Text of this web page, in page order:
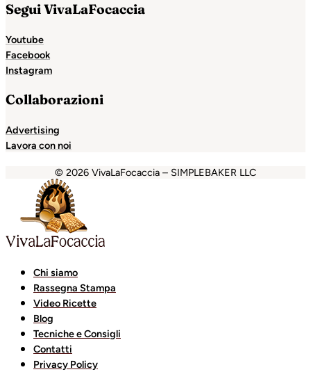
Segui VivaLaFocaccia
Youtube
Facebook
Instagram
Collaborazioni
Advertising
Lavora con noi
© 2026 VivaLaFocaccia – SIMPLEBAKER LLC
Holiganbet
Chi siamo
Rassegna Stampa
Video Ricette
Blog
Tecniche e Consigli
Contatti
Privacy Policy